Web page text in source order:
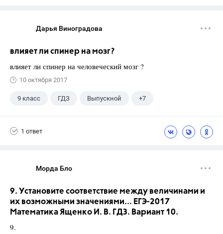
Дарья Виноградова
влияет ли спинер на мозг?
влияет ли спинер на человеческий мозг ?
10 октября 2017
9 класс ГДЗ Выпускной +7
1 ответ
Морда Бло
9. Установите соответствие между величинами и
их возможными значениями... ЕГЭ-2017
Математика Ященко И. В. ГДЗ. Вариант 10.
9.